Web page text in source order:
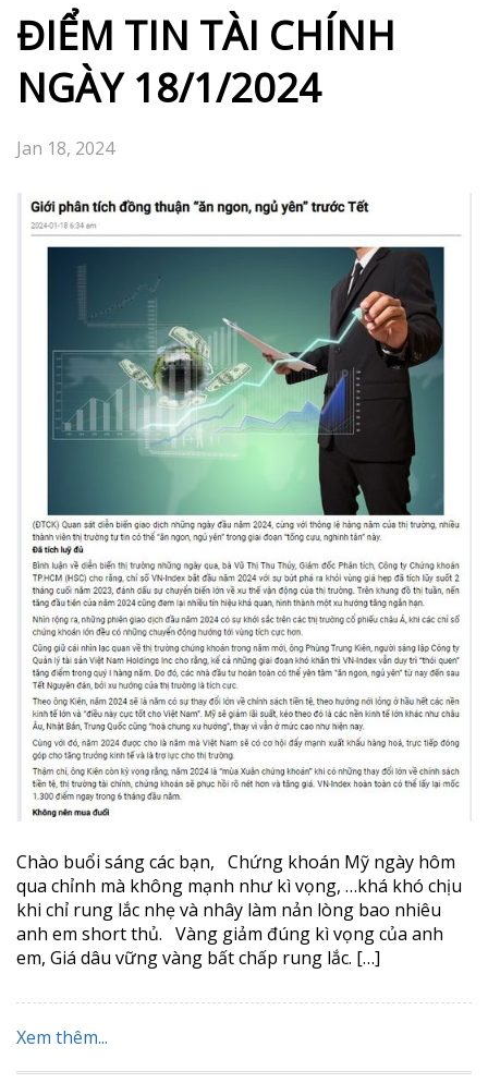
ĐIỂM TIN TÀI CHÍNH
NGÀY 18/1/2024
Jan 18, 2024
Chào buổi sáng các bạn, Chứng khoán Mỹ ngày hôm
qua chỉnh mà không mạnh như kì vọng, …khá khó chịu
khi chỉ rung lắc nhẹ và nhây làm nản lòng bao nhiêu
anh em short thủ. Vàng giảm đúng kì vọng của anh
em, Giá dâu vững vàng bất chấp rung lắc. […]
Xem thêm...